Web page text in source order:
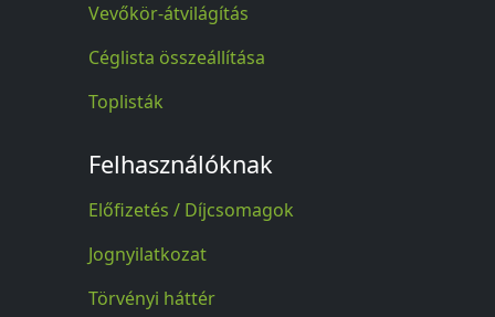
Vevőkör-átvilágítás
Céglista összeállítása
Toplisták
Felhasználóknak
Előfizetés / Díjcsomagok
Jognyilatkozat
Törvényi háttér